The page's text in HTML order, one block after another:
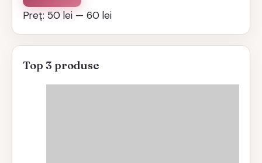
minim
maxim
Preț:50 lei —60 lei
Top 3 produse